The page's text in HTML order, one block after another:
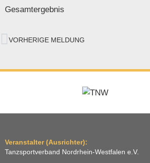
Gesamtergebnis
VORHERIGE MELDUNG
Veranstalter (Ausrichter):
Tanzsportverband Nordrhein-Westfalen e.V.